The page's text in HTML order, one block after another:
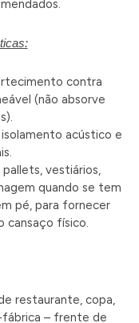
contra
(não absorve
acústico e
vestiários,
quando se tem
pé, para fornecer
cansaço físico.
restaurante, copa,
– frente de